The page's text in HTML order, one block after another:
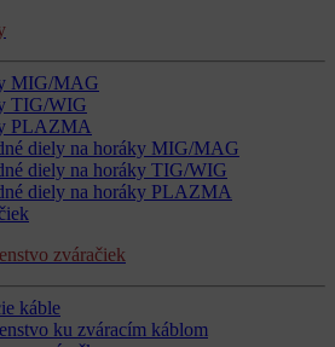
MIG/MAG
TIG/WIG
PLAZMA
diely na horáky MIG/MAG
diely na horáky TIG/WIG
diely na horáky PLAZMA
zváračiek
káble
ku zváracím káblom